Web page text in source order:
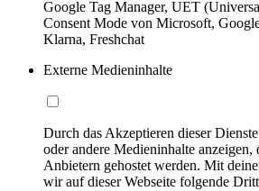
Google Tag Manager, UET
Consent Mode von Microsoft,
Klarna, Freshchat
Externe Medieninhalte
Durch das Akzeptieren dieser
oder andere Medieninhalte anzeigen,
Anbietern gehostet werden. Mit
wir auf dieser Webseite folgende